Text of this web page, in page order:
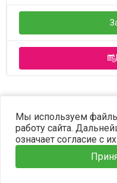
©2023
Мы используем
работу сайта.
означает согласие с